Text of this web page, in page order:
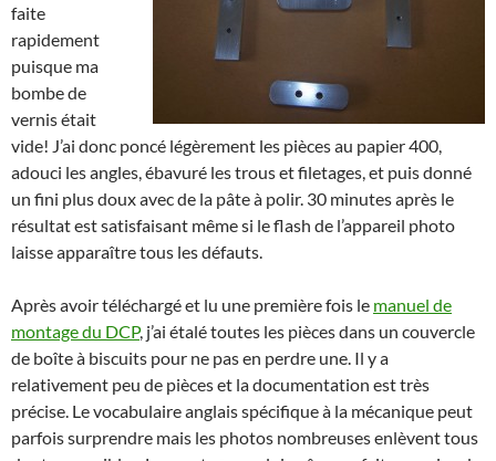
faite
rapidement
puisque ma
bombe de
vernis était
vide! J’ai donc poncé légèrement les pièces au papier 400,
adouci les angles, ébavuré les trous et filetages, et puis donné
un fini plus doux avec de la pâte à polir. 30 minutes après le
résultat est satisfaisant même si le flash de l’appareil photo
laisse apparaître tous les défauts.
Après avoir téléchargé et lu une première fois le manuel de
montage du DCP, j’ai étalé toutes les pièces dans un couvercle
de boîte à biscuits pour ne pas en perdre une. Il y a
relativement peu de pièces et la documentation est très
précise. Le vocabulaire anglais spécifique à la mécanique peut
parfois surprendre mais les photos nombreuses enlèvent tous